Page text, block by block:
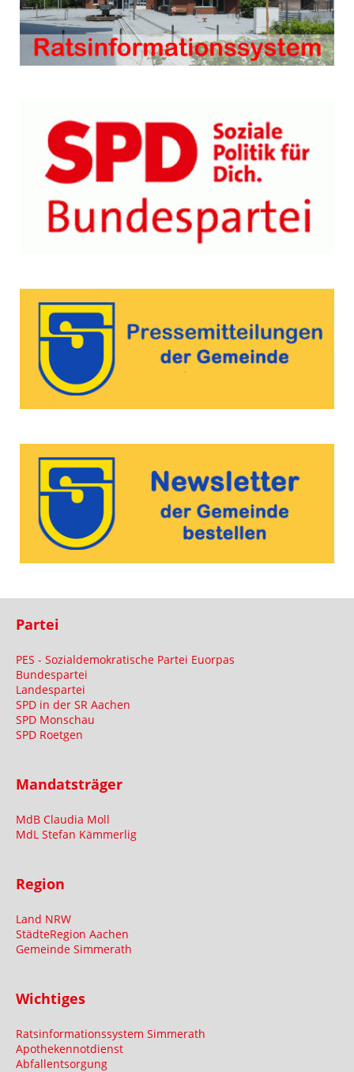
Partei
PES - Sozialdemokratische Partei Euorpas
Bundespartei
Landespartei
SPD in der SR Aachen
SPD Monschau
SPD Roetgen
Mandatsträger
MdB Claudia Moll
MdL Stefan Kämmerlig
Region
Land NRW
StädteRegion Aachen
Gemeinde Simmerath
Wichtiges
Ratsinformationssystem Simmerath
Apothekennotdienst
Abfallentsorgung